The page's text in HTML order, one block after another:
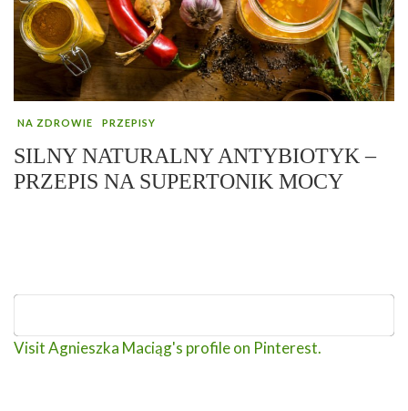
NA ZDROWIE PRZEPISY
SILNY NATURALNY ANTYBIOTYK –
PRZEPIS NA SUPERTONIK MOCY
Visit Agnieszka Maciąg's profile on Pinterest.